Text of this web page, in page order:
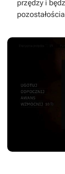
przędzy i